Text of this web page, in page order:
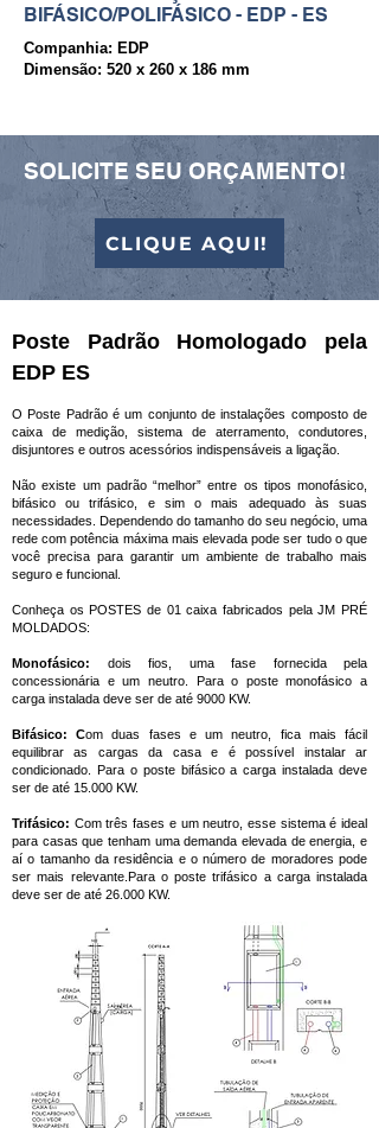
BIFÁSICO/POLIFÁSICO - EDP - ES
Companhia: EDP
Dimensão: 520 x 260 x 186 mm
SOLICITE SEU ORÇAMENTO!
CLIQUE AQUI!
Poste Padrão Homologado pela
EDP ES
O Poste Padrão é um conjunto de instalações composto de
caixa de medição, sistema de aterramento, condutores,
disjuntores e outros acessórios indispensáveis a ligação.
Não existe um padrão “melhor” entre os tipos monofásico,
bifásico ou trifásico, e sim o mais adequado às suas
necessidades. Dependendo do tamanho do seu negócio, uma
rede com potência máxima mais elevada pode ser tudo o que
você precisa para garantir um ambiente de trabalho mais
seguro e funcional.
Conheça os POSTES de 01 caixa fabricados pela JM PRÉ
MOLDADOS:
Monofásico: dois fios, uma fase fornecida pela
concessionária e um neutro. Para o poste monofásico a
carga instalada deve ser de até 9000 KW.
Bifásico: Com duas fases e um neutro, fica mais fácil
equilibrar as cargas da casa e é possível instalar ar
condicionado. Para o poste bifásico a carga instalada deve
ser de até 15.000 KW.
Trifásico: Com três fases e um neutro, esse sistema é ideal
para casas que tenham uma demanda elevada de energia, e
aí o tamanho da residência e o número de moradores pode
ser mais relevante.Para o poste trifásico a carga instalada
deve ser de até 26.000 KW.